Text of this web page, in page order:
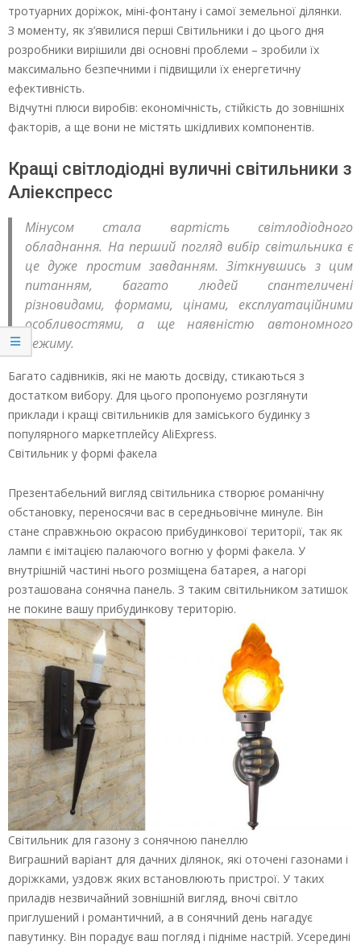
тротуарних доріжок, міні-фонтану і самої земельної ділянки.
З моменту, як з’явилися перші Світильники і до цього дня
розробники вирішили дві основні проблеми – зробили їх
максимально безпечними і підвищили їх енергетичну
ефективність.
Відчутні плюси виробів: економічність, стійкість до зовнішніх
факторів, а ще вони не містять шкідливих компонентів.
Кращі світлодіодні вуличні світильники з
Аліекспресс
Мінусом стала вартість світлодіодного
обладнання. На перший погляд вибір світильника є
це дуже простим завданням. Зіткнувшись з цим
питанням, багато людей спантеличені
різновидами, формами, цінами, експлуатаційними
особливостями, а ще наявністю автономного
режиму.
Багато садівників, які не мають досвіду, стикаються з
достатком вибору. Для цього пропонуємо розглянути
приклади і кращі світильників для заміського будинку з
популярного маркетплейсу AliExpress.
Світильник у формі факела
Презентабельний вигляд світильника створює романічну
обстановку, переносячи вас в середньовічне минуле. Він
стане справжньою окрасою прибудинкової території, так як
лампи є імітацією палаючого вогню у формі факела. У
внутрішній частині нього розміщена батарея, а нагорі
розташована сонячна панель. З таким світильником затишок
не покине вашу прибудинкову територію.
Світильник для газону з сонячною панеллю
Виграшний варіант для дачних ділянок, які оточені газонами і
доріжками, уздовж яких встановлюють пристрої. У таких
приладів незвичайний зовнішній вигляд, вночі світло
приглушений і романтичний, а в сонячний день нагадує
павутинку. Він порадує ваш погляд і підніме настрій. Усередині